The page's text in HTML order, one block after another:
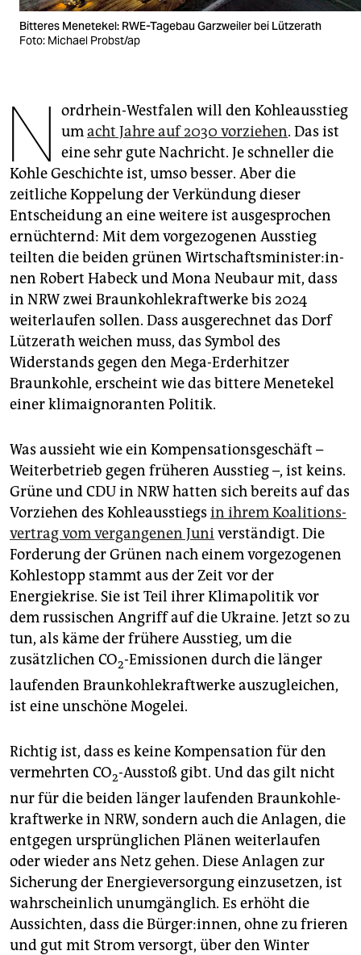
fragen & hilfe
genossenschaft
epaper login
Bitteres Menetekel: RWE-Tagebau Garzweiler bei Lützerath
Foto: Michael Probst/ap
N ordrhein-Westfalen will den Kohleausstieg
umacht Jahre auf 2030 vorziehen. Das ist
eine sehr gute Nachricht. Je schneller die
Kohle Geschichte ist, umso besser. Aber die
zeitliche Koppelung der Verkündung dieser
Entscheidung an eine weitere ist ausgesprochen
ernüchternd: Mit dem vorgezogenen Ausstieg
teilten die beiden grünen Wirt­schafts­mi­nis­te­r:in­
nen Robert Habeck und Mona Neubaur mit, dass
in NRW zwei Braunkohlekraftwerke bis 2024
weiterlaufen sollen. Dass ausgerechnet das Dorf
Lützerath weichen muss, das Symbol des
Widerstands gegen den Mega-Erderhitzer
Braunkohle, erscheint wie das bittere Menetekel
einer klima­ignoranten Politik.
Was aussieht wie ein Kompensationsgeschäft –
Weiterbetrieb gegen früheren Ausstieg –, ist keins.
Grüne und CDU in NRW hatten sich bereits auf das
Vorziehen des Kohleausstiegs in ihrem Koalitions­
vertrag vom vergangenen Juniverständigt. Die
Forderung der Grünen nach einem vorgezogenen
Kohlestopp stammt aus der Zeit vor der
Energiekrise. Sie ist Teil ihrer Klimapolitik vor
dem russischen Angriff auf die Ukraine. Jetzt so zu
tun, als käme der frühere Ausstieg, um die
zusätzlichen CO2-Emissionen durch die länger
laufenden Braunkohlekraftwerke auszugleichen,
ist eine unschöne Mogelei.
Richtig ist, dass es keine Kompensation für den
vermehrten CO2-Ausstoß gibt. Und das gilt nicht
nur für die beiden länger laufenden Braun­kohle­
kraftwerke in NRW, sondern auch die Anlagen, die
entgegen ursprünglichen Plänen weiterlaufen
oder wieder ans Netz gehen. Diese Anlagen zur
Sicherung der Energieversorgung einzusetzen, ist
wahrscheinlich unumgänglich. Es erhöht die
Aussichten, dass die Bür­ge­r:in­nen, ohne zu frieren
und gut mit Strom versorgt, über den Winter